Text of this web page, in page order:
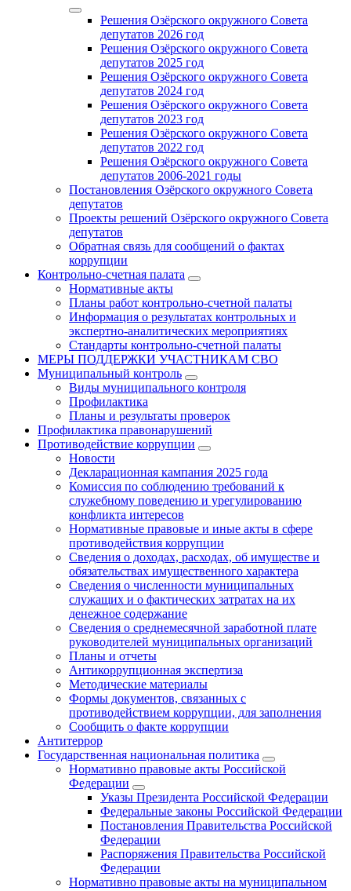
Решения Озёрского окружного Совета
депутатов 2026 год
Решения Озёрского окружного Совета
депутатов 2025 год
Решения Озёрского окружного Совета
депутатов 2024 год
Решения Озёрского окружного Совета
депутатов 2023 год
Решения Озёрского окружного Совета
депутатов 2022 год
Решения Озёрского окружного Совета
депутатов 2006-2021 годы
Постановления Озёрского окружного Совета
депутатов
Проекты решений Озёрского окружного Совета
депутатов
Обратная связь для сообщений о фактах
коррупции
Контрольно-счетная палата
Нормативные акты
Планы работ контрольно-счетной палаты
Информация о результатах контрольных и
экспертно-аналитических мероприятиях
Стандарты контрольно-счетной палаты
МЕРЫ ПОДДЕРЖКИ УЧАСТНИКАМ СВО
Муниципальный контроль
Виды муниципального контроля
Профилактика
Планы и результаты проверок
Профилактика правонарушений
Противодействие коррупции
Новости
Декларационная кампания 2025 года
Комиссия по соблюдению требований к
служебному поведению и урегулированию
конфликта интересов
Нормативные правовые и иные акты в сфере
противодействия коррупции
Сведения о доходах, расходах, об имуществе и
обязательствах имущественного характера
Сведения о численности муниципальных
служащих и о фактических затратах на их
денежное содержание
Сведения о среднемесячной заработной плате
руководителей муниципальных организаций
Планы и отчеты
Антикоррупционная экспертиза
Методические материалы
Формы документов, связанных с
противодействием коррупции, для заполнения
Сообщить о факте коррупции
Антитеррор
Государственная национальная политика
Нормативно правовые акты Российской
Федерации
Указы Президента Российской Федерации
Федеральные законы Российской Федерации
Постановления Правительства Российской
Федерации
Распоряжения Правительства Российской
Федерации
Нормативно правовые акты на муниципальном